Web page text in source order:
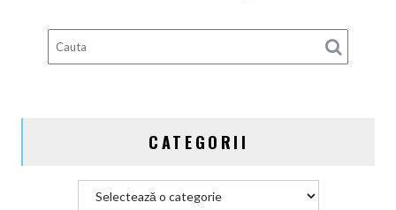
benzină
a
pentru
CATEGORII